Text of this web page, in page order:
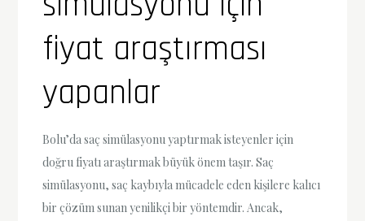
fiyat araştırması
yapanlar
Bolu’da saç simülasyonu yaptırmak isteyenler için
doğru fiyatı araştırmak büyük önem taşır. Saç
simülasyonu, saç kaybıyla mücadele eden kişilere kalıcı
bir çözüm sunan yenilikçi bir yöntemdir. Ancak,